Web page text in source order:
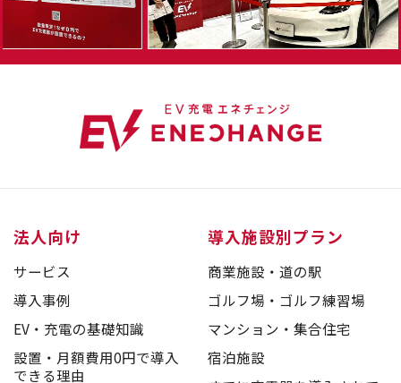
法人向け
サービス
導入事例
EV・充電の基礎知識
設置・月額費用0円で導入
できる理由
導入施設別プラン
商業施設・道の駅
ゴルフ場・ゴルフ練習場
マンション・集合住宅
宿泊施設